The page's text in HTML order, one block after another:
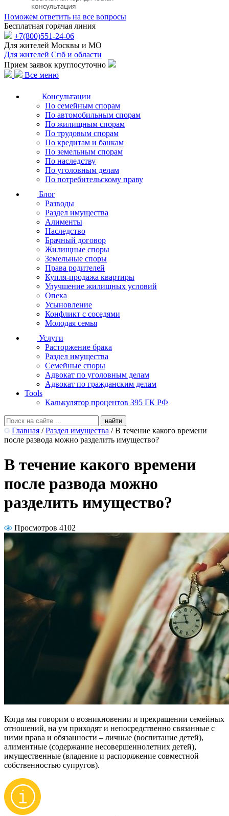
Поможем ответить на все вопросы
Бесплатная горячая линия
+7(800)551-24-06
Для жителей Москвы и МО
Для жителей Спб и области
Прием заявок круглосуточно
Все меню
Консультации
По семейным спорам
По автомобильным спорам
По жилищным спорам
По трудовым спорам
По кредитам и банкам
По земельным спорам
По наследству
По уголовным делам
По потребительскому праву
Блог
Разводы
Раздел имущества
Алименты
Наследство
Брачный договор
Жилищные споры
Земельные споры
Права родителей
Купля-продажа квартиры
Улучшение жилищных условий
Опека
Усыновление
Конфликт с соседями
Молодая семья
Услуги
Расторжение брака
Раздел имущества
Семейные споры
Адвокат по уголовным делам
Адвокат по гражданским делам
Tools
Калькулятор процентов 395 ГК РФ
Главная / Раздел имущества / В течение какого времени
после развода можно разделить имущество?
В течение какого времени
после развода можно
разделить имущество?
Просмотров 4102
Когда мы говорим о возникновении и прекращении семейных
отношений, на ум приходят и непосредственно связанные с
ними права и обязанности – личные (воспитание детей),
алиментные (содержание несовершеннолетних детей),
имущественные (владение и распоряжение совместной
собственностью супругов).